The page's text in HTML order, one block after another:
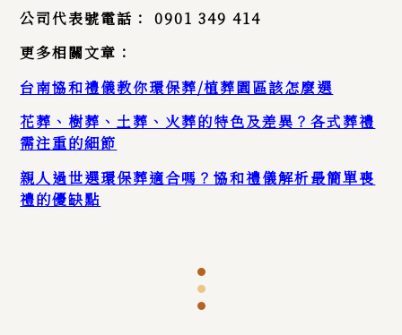
公司代表號電話：
0901 349 414
更多相關文章：
台南協和禮儀教你環保葬/植葬園區該怎麼選
花葬、樹葬、土葬、火葬的特色及差異？各式葬禮
需注重的細節
親人過世選環保葬適合嗎？協和禮儀解析最簡單喪
禮的優缺點